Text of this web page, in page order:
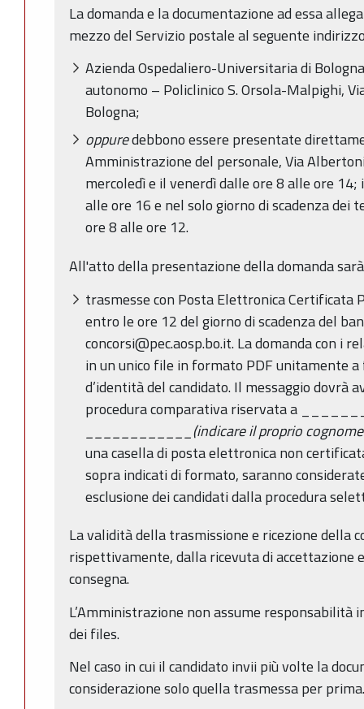
La domanda e la documentazione ad essa
mezzo del Servizio postale al seguente
Azienda Ospedaliero-Universitaria di
autonomo – Policlinico S. Orsola-Malpighi,
Bologna;
oppuredebbono essere presentate
Amministrazione del personale, Via
mercoledì e il venerdì dalle ore 8 alle ore
alle ore 16 e nel solo giorno di scadenza dei
ore 8 alle ore 12.
All'atto della presentazione della domanda
trasmesse con Posta Elettronica Certificata
entro le ore 12 del giorno di scadenza del
concorsi@pec.aosp.bo.it. La domanda con i
in un unico file in formato PDF unitamente
d’identità del candidato. Il messaggio dovrà
procedura comparativa riservata a
____________(indicare il proprio cognome
una casella di posta elettronica non
sopra indicati di formato, saranno
esclusione dei candidati dalla procedura
La validità della trasmissione e ricezione della
rispettivamente, dalla ricevuta di accettazione
consegna.
L’Amministrazione non assume responsabilità
dei files.
Nel caso in cui il candidato invii più volte la
considerazione solo quella trasmessa per prima.